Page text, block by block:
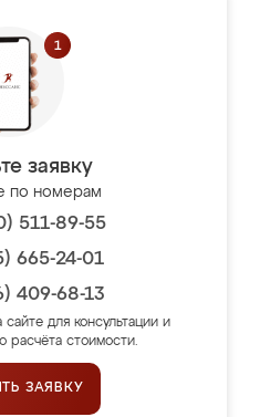
заявку
по номерам
511-89-55
665-24-01
409-68-13
сайте для консультации и
расчёта стоимости.
ЗАЯВКУ